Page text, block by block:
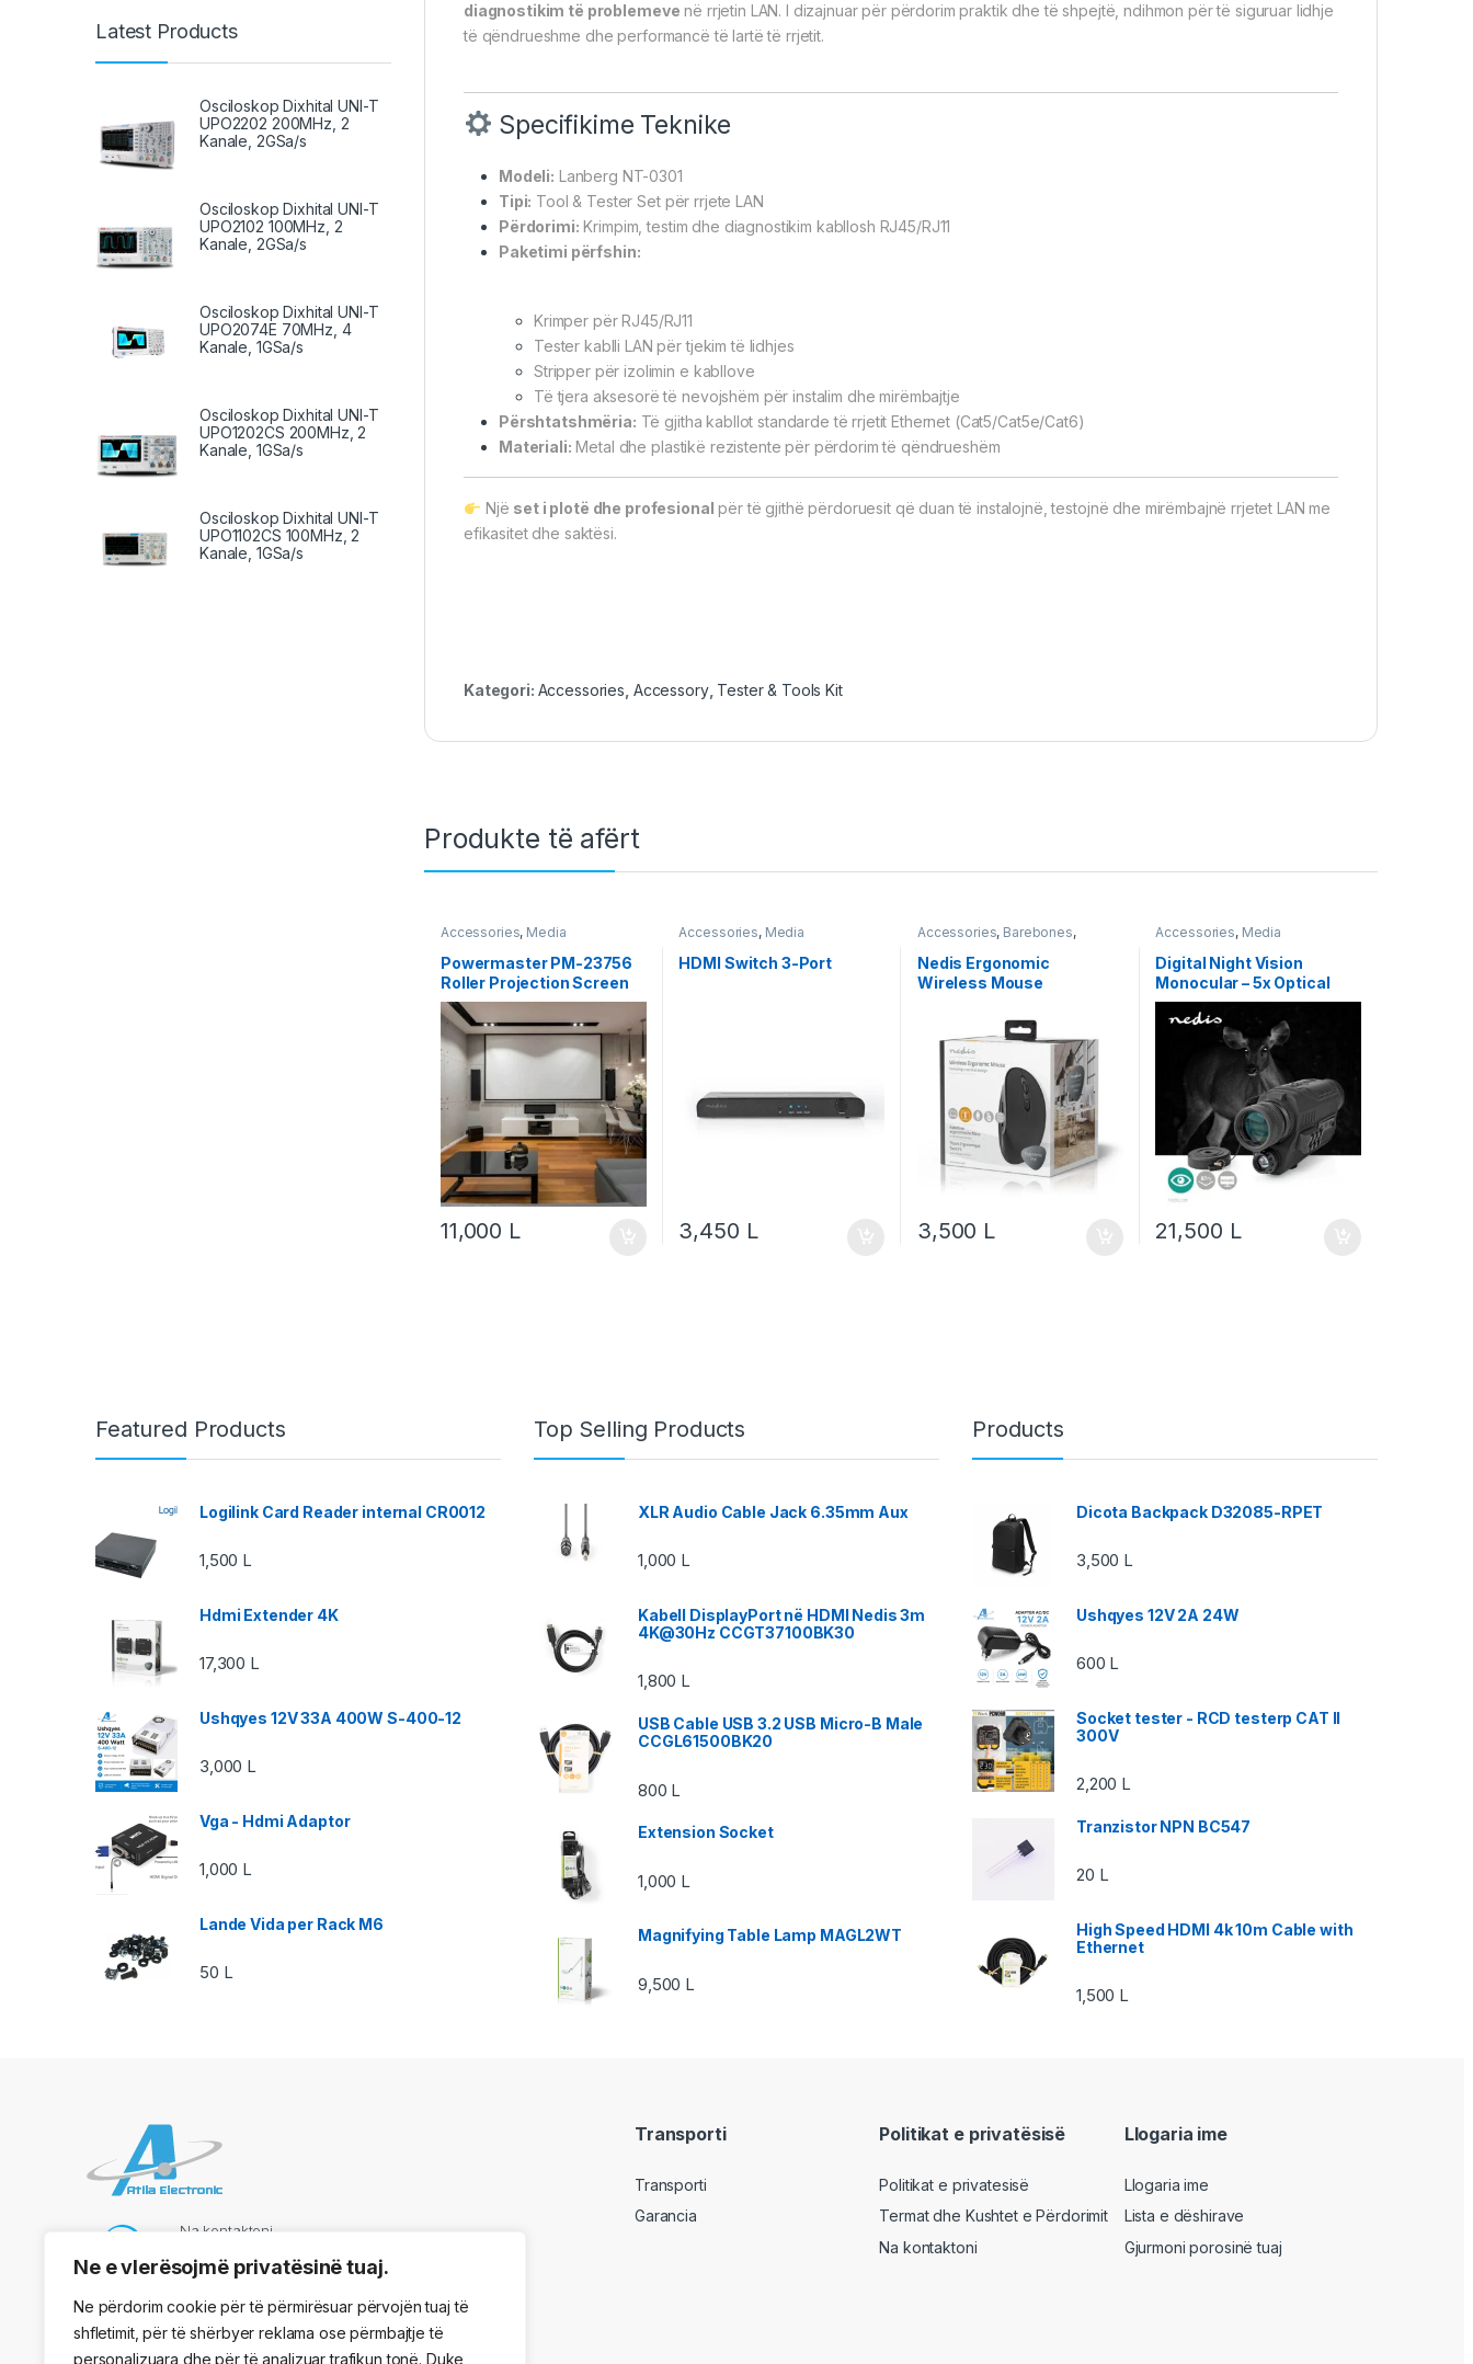
Ne e vlerësojmë privatësinë tuaj.
Ne përdorim cookie për të përmirësuar përvojën tuaj të
shfletimit, për të shërbyer reklama ose përmbajtje të
personalizuara dhe për të analizuar trafikun tonë. Duke
diagnostikim të problemeve në rrjetin LAN. I dizajnuar për përdorim praktik dhe të shpejtë, ndihmon për të siguruar lidhje
të qëndrueshme dhe performancë të lartë të rrjetit.
Specifikime Teknike
Modeli: Lanberg NT-0301
Tipi: Tool & Tester Set për rrjete LAN
Përdorimi: Krimpim, testim dhe diagnostikim kabllosh RJ45/RJ11
Paketimi përfshin:
Krimper për RJ45/RJ11
Tester kablli LAN për tjekim të lidhjes
Stripper për izolimin e kabllove
Të tjera aksesorë të nevojshëm për instalim dhe mirëmbajtje
Përshtatshmëria: Të gjitha kabllot standarde të rrjetit Ethernet (Cat5/Cat5e/Cat6)
Materiali: Metal dhe plastikë rezistente për përdorim të qëndrueshëm
Një set i plotë dhe profesional për të gjithë përdoruesit që duan të instalojnë, testojnë dhe mirëmbajnë rrjetet LAN me
efikasitet dhe saktësi.
Kategori: Accessories Accessory, Tester & Tools Kit
Produkte të afërt
Accessories, Media
Powermaster PM-23756
Roller Projection Screen
240×200 cm with Shelter
11,000 L
Accessories, Media
HDMI Switch 3-Port
3,450 L
Accessories, Barebones,
Mouse ,Nedis
Nedis Ergonomic
Wireless Mouse
3,500 L
Accessories, Media
Digital Night Vision
Monocular – 5x Optical
Zoom, Infrared
Illumination
21,500 L
Latest Products
Osciloskop Dixhital UNI-T
UPO2202 200MHz, 2
Kanale, 2GSa/s
Osciloskop Dixhital UNI-T
UPO2102 100MHz, 2
Kanale, 2GSa/s
Osciloskop Dixhital UNI-T
UPO2074E 70MHz, 4
Kanale, 1GSa/s
Osciloskop Dixhital UNI-T
UPO1202CS 200MHz, 2
Kanale, 1GSa/s
Osciloskop Dixhital UNI-T
UPO1102CS 100MHz, 2
Kanale, 1GSa/s
Featured Products
Logilink Card Reader internal CR0012
1,500 L
Hdmi Extender 4K
17,300 L
Ushqyes 12V 33A 400W S-400-12
3,000 L
Vga - Hdmi Adaptor
1,000 L
Lande Vida per Rack M6
50 L
Top Selling Products
XLR Audio Cable Jack 6.35mm Aux
1,000 L
Kabell DisplayPort në HDMI Nedis 3m
4K@30Hz CCGT37100BK30
1,800 L
USB Cable USB 3.2 USB Micro-B Male
CCGL61500BK20
800 L
Extension Socket
1,000 L
Magnifying Table Lamp MAGL2WT
9,500 L
Products
Dicota Backpack D32085-RPET
3,500 L
Ushqyes 12V 2A 24W
600 L
Socket tester - RCD testerp CAT II
300V
2,200 L
Tranzistor NPN BC547
20 L
High Speed HDMI 4k 10m Cable with
Ethernet
1,500 L
Na kontaktoni
069 73 48 717
Adresa
Transporti
Transporti
Garancia
Politikat e privatësisë
Politikat e privatesisë
Termat dhe Kushtet e Përdorimit
Na kontaktoni
Llogaria ime
Llogaria ime
Lista e dëshirave
Gjurmoni porosinë tuaj